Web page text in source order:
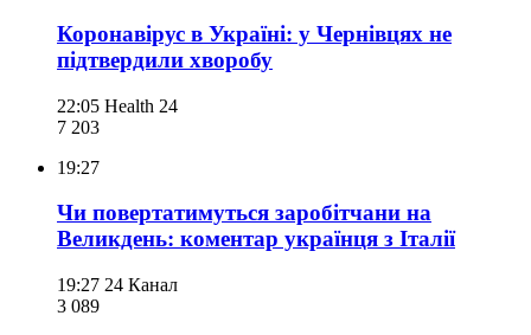
Коронавірус в Україні: у Чернівцях не
підтвердили хворобу
22:05 Health 24
7 203
19:27
Чи повертатимуться заробітчани на
Великдень: коментар українця з Італії
19:27 24 Канал
3 089